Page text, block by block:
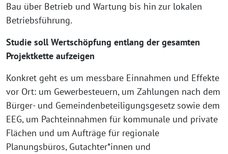
Bau über Betrieb und Wartung bis hin zur lokalen
Betriebsführung.
Studie soll Wertschöpfung entlang der gesamten
Projektkette aufzeigen
Konkret geht es um messbare Einnahmen und Effekte
vor Ort: um Gewerbesteuern, um Zahlungen nach dem
Bürger- und Gemeindenbeteiligungsgesetz sowie dem
EEG, um Pachteinnahmen für kommunale und private
Flächen und um Aufträge für regionale
Planungsbüros, Gutachter*innen und